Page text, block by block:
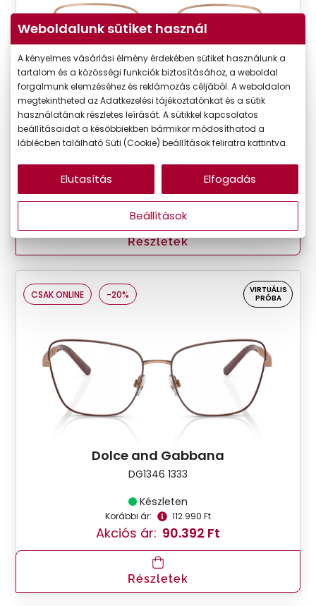
Dolce and Gabbana
DG1341B 1298
Készleten
Korábbi ár: 119.990 Ft
Akciós ár: 59.995 Ft
Részletek
CSAK ONLINE -20%
VIRTUÁLIS
PRÓBA
Dolce and Gabbana
DG1346 1333
Készleten
Korábbi ár: 112.990 Ft
Akciós ár: 90.392 Ft
Részletek
Weboldalunk sütiket használ
A kényelmes vásárlási élmény érdekében sütiket használunk a
tartalom és a közösségi funkciók biztosításához, a weboldal
forgalmunk elemzéséhez és reklámozás céljából. A weboldalon
megtekintheted az Adatkezelési tájékoztatónkat és a sütik
használatának részletes leírását. A sütikkel kapcsolatos
beállításaidat a későbbiekben bármikor módosíthatod a
láblécben található Süti (Cookie) beállítások feliratra kattintva.
Beállítások
Elutasítás Elfogadás